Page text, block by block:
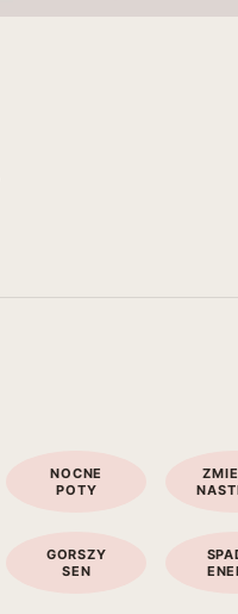
NOCNE
POTY
GORSZY
SEN